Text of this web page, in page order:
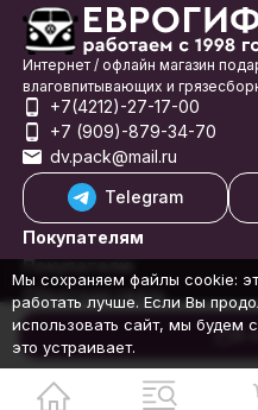
В
Интернет / офлайн магазин
влаговпитывающих и
+7(4212)-27-17-00
+7 (909)-879-34-70
dv.pack@mail.ru
Telegram
Покупателям
Покупателю
Обратная связь
© 1998-2026 Еврогифт
Мы сохраняем файлы cookie:
работать лучше. Если Вы
использовать сайт, мы будем
это устраивает.